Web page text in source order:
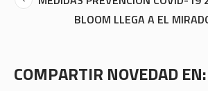
BLOOM LLEGA A EL
COMPARTIR NOVEDAD EN: